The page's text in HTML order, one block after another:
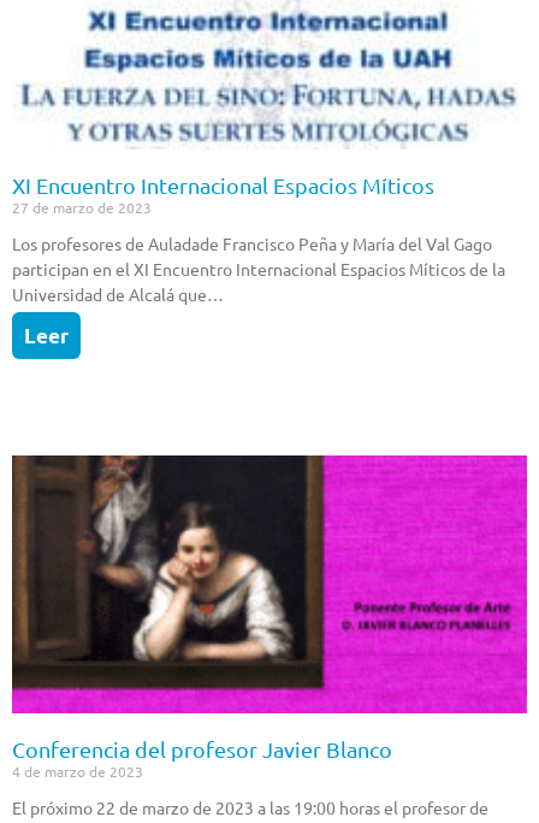
XI Encuentro Internacional Espacios Míticos
27 de marzo de 2023
Los profesores de Auladade Francisco Peña y María del Val Gago
participan en el XI Encuentro Internacional Espacios Míticos de la
Universidad de Alcalá que…
Leer
Conferencia del profesor Javier Blanco
4 de marzo de 2023
El próximo 22 de marzo de 2023 a las 19:00 horas el profesor de